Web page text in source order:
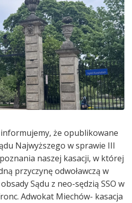
że opublikowane
Najwyższego w sprawie III
naszej kasacji, w której
przyczynę odwoławczą w
Sądu z neo-sędzią SSO w
Adwokat Miechów- kasacja